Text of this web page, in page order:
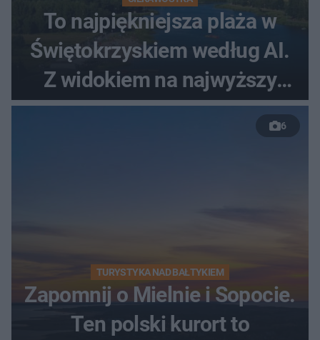
To najpiękniejsza plaża w
Świętokrzyskiem według AI.
Z widokiem na najwyższy
szczyt Gór Świętokrzyskich
6
TURYSTYKA NAD BAŁTYKIEM
Zapomnij o Mielnie i Sopocie.
Ten polski kurort to